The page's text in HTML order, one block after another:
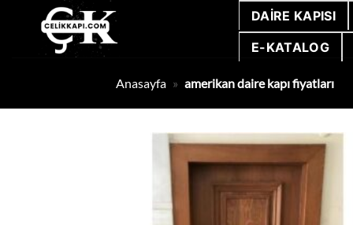
DAIRE KAPISI
E-KATALOG
Anasayfa » amerikan daire kapı fiyatları